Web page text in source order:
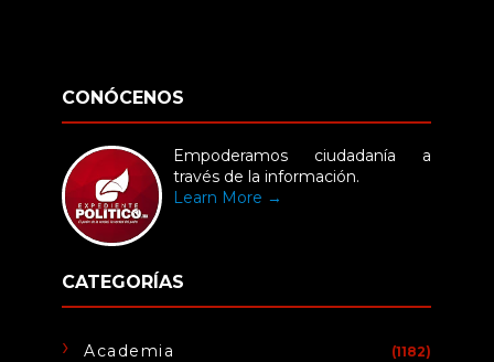
CONÓCENOS
Empoderamos ciudadanía a
través de la información.
Learn More →
CATEGORÍAS
Academia (1182)